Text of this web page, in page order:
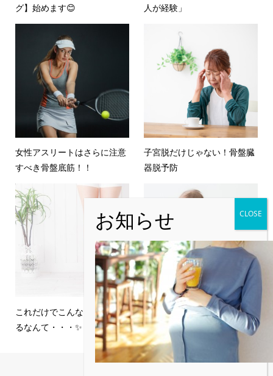
グ】始めます😊
人が経験」
女性アスリートはさらに注意
すべき骨盤底筋！！
子宮脱だけじゃない！骨盤臓
器脱予防
これだけでこんなに効果があ
るなんて・・・✨
広がった骨盤を元に戻す！産
後オススメ「ながらトレー...